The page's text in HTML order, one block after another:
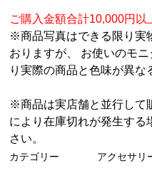
ご購入金額合計10,000円以
※商品写真はできる限り実
おりますが、 お使いのモ
り実際の商品と色味が異な
※商品は実店舗と並行して
により在庫切れが発生する
さい。
カテゴリー アクセサリ